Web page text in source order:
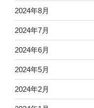
2024年8月
2024年7月
2024年6月
2024年5月
2024年2月